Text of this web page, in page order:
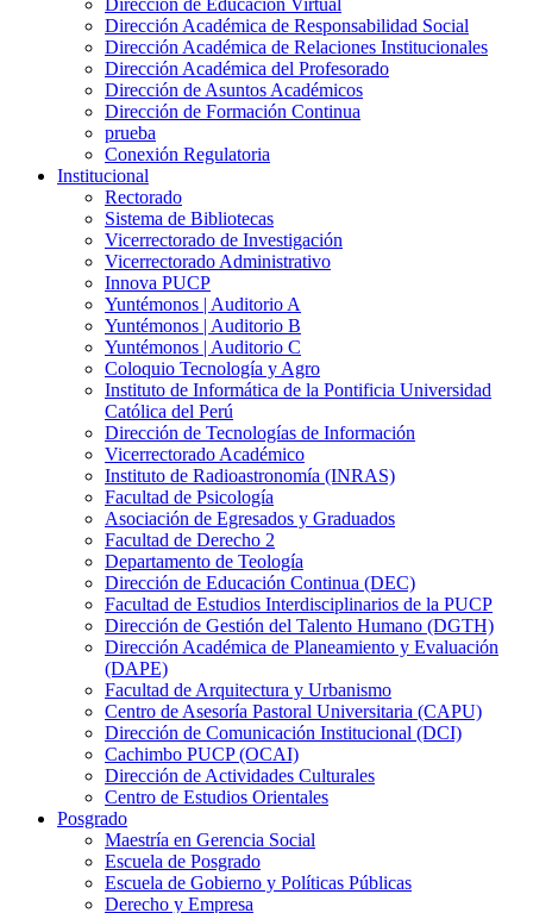
Dirección de Educación Virtual
Dirección Académica de Responsabilidad Social
Dirección Académica de Relaciones Institucionales
Dirección Académica del Profesorado
Dirección de Asuntos Académicos
Dirección de Formación Continua
prueba
Conexión Regulatoria
Institucional
Rectorado
Sistema de Bibliotecas
Vicerrectorado de Investigación
Vicerrectorado Administrativo
Innova PUCP
Yuntémonos | Auditorio A
Yuntémonos | Auditorio B
Yuntémonos | Auditorio C
Coloquio Tecnología y Agro
Instituto de Informática de la Pontificia Universidad
Católica del Perú
Dirección de Tecnologías de Información
Vicerrectorado Académico
Instituto de Radioastronomía (INRAS)
Facultad de Psicología
Asociación de Egresados y Graduados
Facultad de Derecho 2
Departamento de Teología
Dirección de Educación Continua (DEC)
Facultad de Estudios Interdisciplinarios de la PUCP
Dirección de Gestión del Talento Humano (DGTH)
Dirección Académica de Planeamiento y Evaluación
(DAPE)
Facultad de Arquitectura y Urbanismo
Centro de Asesoría Pastoral Universitaria (CAPU)
Dirección de Comunicación Institucional (DCI)
Cachimbo PUCP (OCAI)
Dirección de Actividades Culturales
Centro de Estudios Orientales
Posgrado
Maestría en Gerencia Social
Escuela de Posgrado
Escuela de Gobierno y Políticas Públicas
Derecho y Empresa